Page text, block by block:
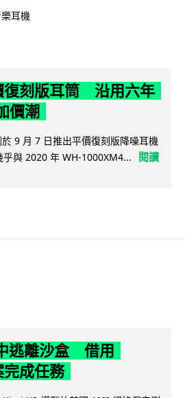
耳機
復刻版耳筒 沿用六年
價潮
9 月 7 日推出平價復刻版降噪耳機
與 2020 年 WH-1000XM4...
閱讀
逃離沙盒 借用
成任務